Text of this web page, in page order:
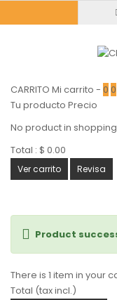
CARRITO Mi carrito - 0 0
Tu producto Precio
No product in
Total : $ 0.00
Ver carrito Revisa
Product
There is 1 item in your
Total (tax incl.)